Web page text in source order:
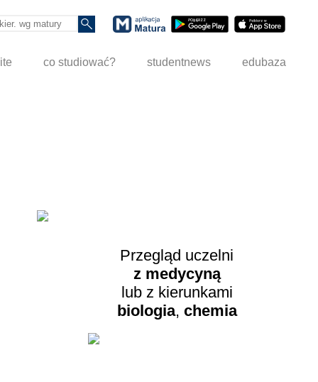
co studiować? studentnews edubaza
Przegląd uczelni
z medycyną
lub z kierunkami
biologia, chemia